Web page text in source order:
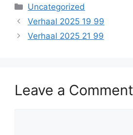
Categories
Uncategorized
Verhaal 2025 19 99
Verhaal 2025 21 99
Leave a Comment